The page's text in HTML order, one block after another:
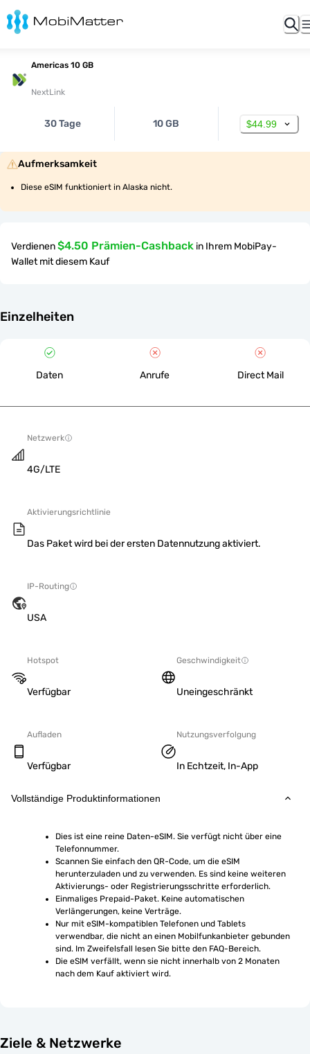
Americas 10 GB
NextLink
30 Tage 10 GB $44.99
Aufmerksamkeit
Diese eSIM funktioniert in Alaska nicht.
Verdienen$4.50 Prämien-Cashback in Ihrem MobiPay-
Wallet mit diesem Kauf
Einzelheiten
Daten Anrufe Direct Mail
Netzwerk
4G/LTE
Aktivierungsrichtlinie
Das Paket wird bei der ersten Datennutzung aktiviert.
IP-Routing
USA
Hotspot
Verfügbar
Geschwindigkeit
Uneingeschränkt
Aufladen
Verfügbar
Nutzungsverfolgung
In Echtzeit, In-App
Vollständige Produktinformationen
Dies ist eine reine Daten-eSIM. Sie verfügt nicht über eine
Telefonnummer.
Scannen Sie einfach den QR-Code, um die eSIM
herunterzuladen und zu verwenden. Es sind keine weiteren
Aktivierungs- oder Registrierungsschritte erforderlich.
Einmaliges Prepaid-Paket. Keine automatischen
Verlängerungen, keine Verträge.
Nur mit eSIM-kompatiblen Telefonen und Tablets
verwendbar, die nicht an einen Mobilfunkanbieter gebunden
sind. Im Zweifelsfall lesen Sie bitte den FAQ-Bereich.
Die eSIM verfällt, wenn sie nicht innerhalb von 2 Monaten
nach dem Kauf aktiviert wird.
Ziele & Netzwerke